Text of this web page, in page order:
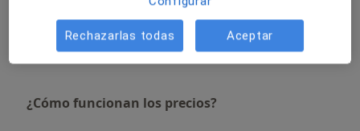
+ 19 servicios
¿Cómo funcionan los precios?
Rechazarlas todas Aceptar